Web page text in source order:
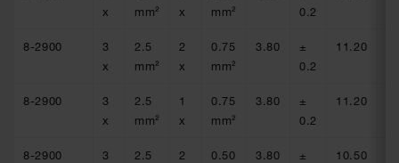
x
mm²
x
mm²
0.2
8-2900
3
x
2.5
mm²
2
x
0.75
mm²
3.80
±
0.2
11.20
8-2900
3
x
2.5
mm²
1
x
0.75
mm²
3.80
±
0.2
11.20
8-2900
3
2.5
2
0.50
3.80
±
10.50